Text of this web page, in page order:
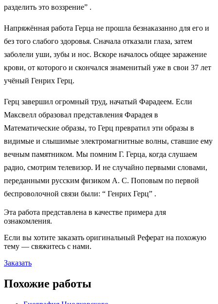
разделить это воззрение” .
Напряжённая работа Герца не прошла безнаказанно для его и
без того слабого здоровья. Сначала отказали глаза, затем
заболели уши, зубы и нос. Вскоре началось общее заражение
крови, от которого и скончался знаменитый уже в свои 37 лет
учёный Генрих Герц.
Герц завершил огромный труд, начатый Фарадеем. Если
Максвелл образовал представления Фарадея в
Математические образы, то Герц превратил эти образы в
видимые и слышимые электромагнитные волны, ставшие ему
вечным памятником. Мы помним Г. Герца, когда слушаем
радио, смотрим телевизор. И не случайно первыми словами,
переданными русским физиком А. С. Поповым по первой
беспроволочной связи были: “ Генрих Герц” .
Эта работа представлена в качестве примера для
ознакомления.
Если вы хотите заказать оригинальный Реферат на похожую
тему — свяжитесь с нами.
Заказать
Похожие работы